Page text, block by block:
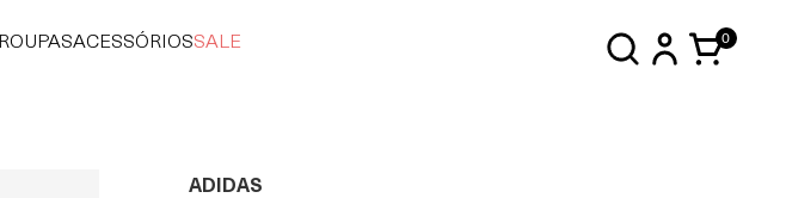
ROUPASACESSÓRIOSSALE 0
ADIDAS